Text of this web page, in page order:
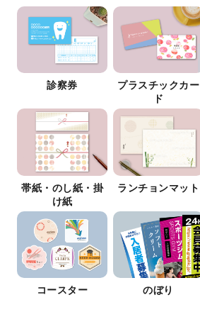
診察券
プラスチックカー
ド
帯紙・のし紙・掛
け紙
ランチョンマット
コースター のぼり